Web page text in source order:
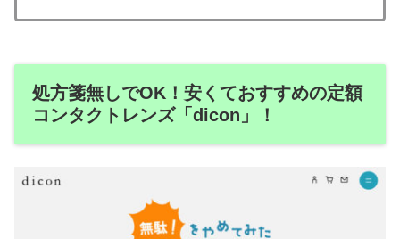
処方箋無しでOK！安くておすすめの定額
コンタクトレンズ「dicon」！